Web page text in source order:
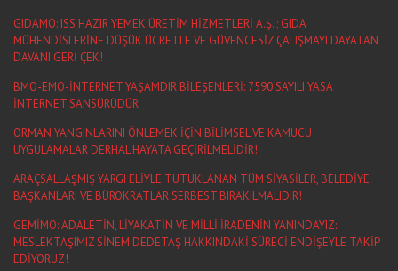
GIDAMO: ISS HAZIR YEMEK ÜRETİM HİZMETLERİ A.Ş. ; GIDA
MÜHENDİSLERİNE DÜŞÜK ÜCRETLE VE GÜVENCESİZ ÇALIŞMAYI DAYATAN
DAVANI GERİ ÇEK!
BMO-EMO-İNTERNET YAŞAMDIR BİLEŞENLERİ: 7590 SAYILI YASA
İNTERNET SANSÜRÜDÜR
ORMAN YANGINLARINI ÖNLEMEK İÇİN BİLİMSEL VE KAMUCU
UYGULAMALAR DERHAL HAYATA GEÇİRİLMELİDİR!
ARAÇSALLAŞMIŞ YARGI ELİYLE TUTUKLANAN TÜM SİYASİLER, BELEDİYE
BAŞKANLARI VE BÜROKRATLAR SERBEST BIRAKILMALIDIR!
GEMİMO: ADALETİN, LİYAKATİN VE MİLLİ İRADENİN YANINDAYIZ:
MESLEKTAŞIMIZ SİNEM DEDETAŞ HAKKINDAKİ SÜRECİ ENDİŞEYLE TAKİP
EDİYORUZ!